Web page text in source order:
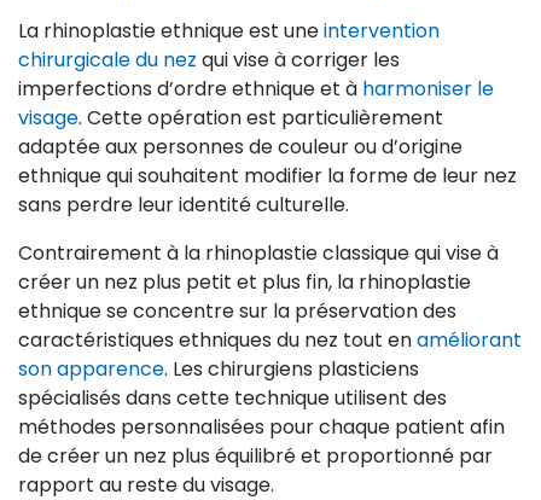
La rhinoplastie ethnique est uneintervention
chirurgicale du nez qui vise à corriger les
imperfections d’ordre ethnique et à harmoniser le
visage. Cette opération est particulièrement
adaptée aux personnes de couleur ou d’origine
ethnique qui souhaitent modifier la forme de leur nez
sans perdre leur identité culturelle.
Contrairement à la rhinoplastie classique qui vise à
créer un nez plus petit et plus fin, la rhinoplastie
ethnique se concentre sur la préservation des
caractéristiques ethniques du nez tout enaméliorant
son apparence. Les chirurgiens plasticiens
spécialisés dans cette technique utilisent des
méthodes personnalisées pour chaque patient afin
de créer un nez plus équilibré et proportionné par
rapport au reste du visage.